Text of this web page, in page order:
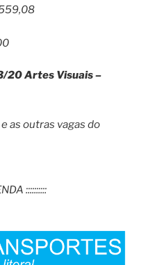
20 Artes Visuais –
as outras vagas do
::::::::::